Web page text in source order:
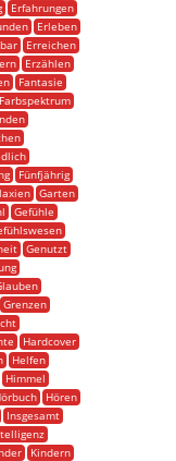
Erfahrungen
Erleben
Erreichen
Erzählen
Fantasie
Farbspektrum
Fünfjährig
Garten
Gefühle
Genutzt
Grenzen
Hardcover
Helfen
Himmel
Hören
Insgesamt
Kindern